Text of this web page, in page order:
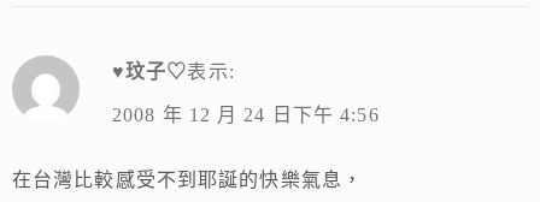
♥玟子♡表示:
2008 年 12 月 24 日下午 4:56
在台灣比較感受不到耶誕的快樂氣息，